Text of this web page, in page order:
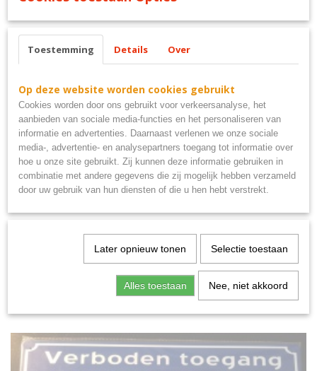
Ook interessant
Uitsluitend PSV supporters metalen bord 40x10
Toestemming Details Over
Op deze website worden cookies gebruikt
Cookies worden door ons gebruikt voor verkeersanalyse, het
aanbieden van sociale media-functies en het personaliseren van
informatie en advertenties. Daarnaast verlenen we onze sociale
media-, advertentie- en analysepartners toegang tot informatie over
hoe u onze site gebruikt. Zij kunnen deze informatie gebruiken in
combinatie met andere gegevens die zij mogelijk hebben verzameld
door uw gebruik van hun diensten of die u hen hebt verstrekt.
Later opnieuw tonen Selectie toestaan
Alles toestaan Nee, niet akkoord